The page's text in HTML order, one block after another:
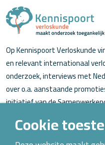
Op Kennispoort Verloskunde
en relevant internationaal
onderzoek, interviews met
over o.a. aanstaande
initiatief van de
Cookie